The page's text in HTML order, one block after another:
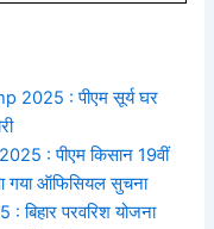
2025 : पीएम सूर्य घर
: पीएम किसान 19वीं
गया ऑफिसियल सुचना
परवरिश योजना